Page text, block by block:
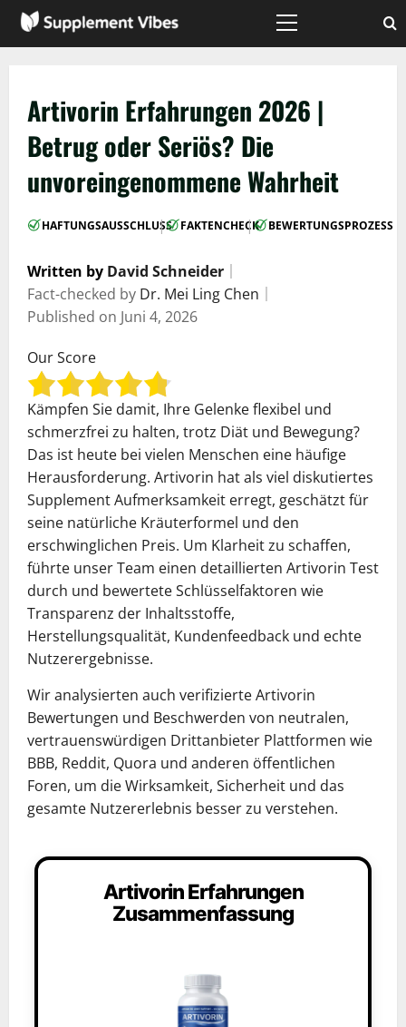
Zum
Inhalt
Hauptmenü
Artivorin Erfahrungen 2026 |
Betrug oder Seriös? Die
unvoreingenommene Wahrheit
HAFTUNGSAUSSCHLUSS
| FAKTENCHECK
| BEWERTUNGSPROZESS
Written by David Schneider
Fact-checked by Dr. Mei Ling Chen
Published on Juni 4, 2026
Our Score
Kämpfen Sie damit, Ihre Gelenke flexibel und
schmerzfrei zu halten, trotz Diät und Bewegung?
Das ist heute bei vielen Menschen eine häufige
Herausforderung. Artivorin hat als viel diskutiertes
Supplement Aufmerksamkeit erregt, geschätzt für
seine natürliche Kräuterformel und den
erschwinglichen Preis. Um Klarheit zu schaffen,
führte unser Team einen detaillierten Artivorin Test
durch und bewertete Schlüsselfaktoren wie
Transparenz der Inhaltsstoffe,
Herstellungsqualität, Kundenfeedback und echte
Nutzerergebnisse.
Wir analysierten auch verifizierte Artivorin
Bewertungen und Beschwerden von neutralen,
vertrauenswürdigen Drittanbieter Plattformen wie
BBB, Reddit, Quora und anderen öffentlichen
Foren, um die Wirksamkeit, Sicherheit und das
gesamte Nutzererlebnis besser zu verstehen.
Artivorin Erfahrungen
Zusammenfassung